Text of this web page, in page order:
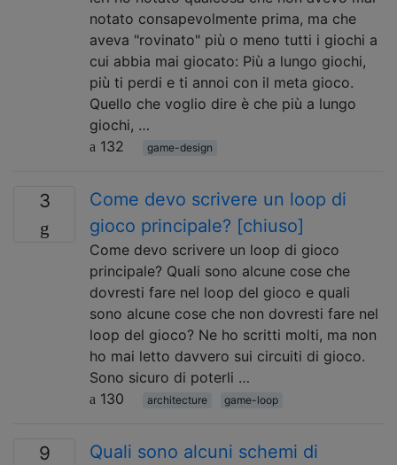
notato consapevolmente prima, ma che
aveva "rovinato" più o meno tutti i giochi a
cui abbia mai giocato: Più a lungo giochi,
più ti perdi e ti annoi con il meta gioco.
Quello che voglio dire è che più a lungo
giochi, …
132
game-design
3
Come devo scrivere un loop di
gioco principale? [chiuso]
Come devo scrivere un loop di gioco
principale? Quali sono alcune cose che
dovresti fare nel loop del gioco e quali
sono alcune cose che non dovresti fare nel
loop del gioco? Ne ho scritti molti, ma non
ho mai letto davvero sui circuiti di gioco.
Sono sicuro di poterli …
130
architecture game-loop
9
Quali sono alcuni schemi di